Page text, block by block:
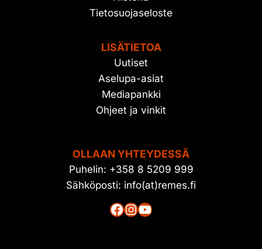
Tietosuojaseloste
LISÄTIETOA
Uutiset
Aselupa-asiat
Mediapankki
Ohjeet ja vinkit
OLLAAN YHTEYDESSÄ
Puhelin: +358 8 5209 999
Sähköposti: info(at)remes.fi
Facebook
Instagram
YouTube